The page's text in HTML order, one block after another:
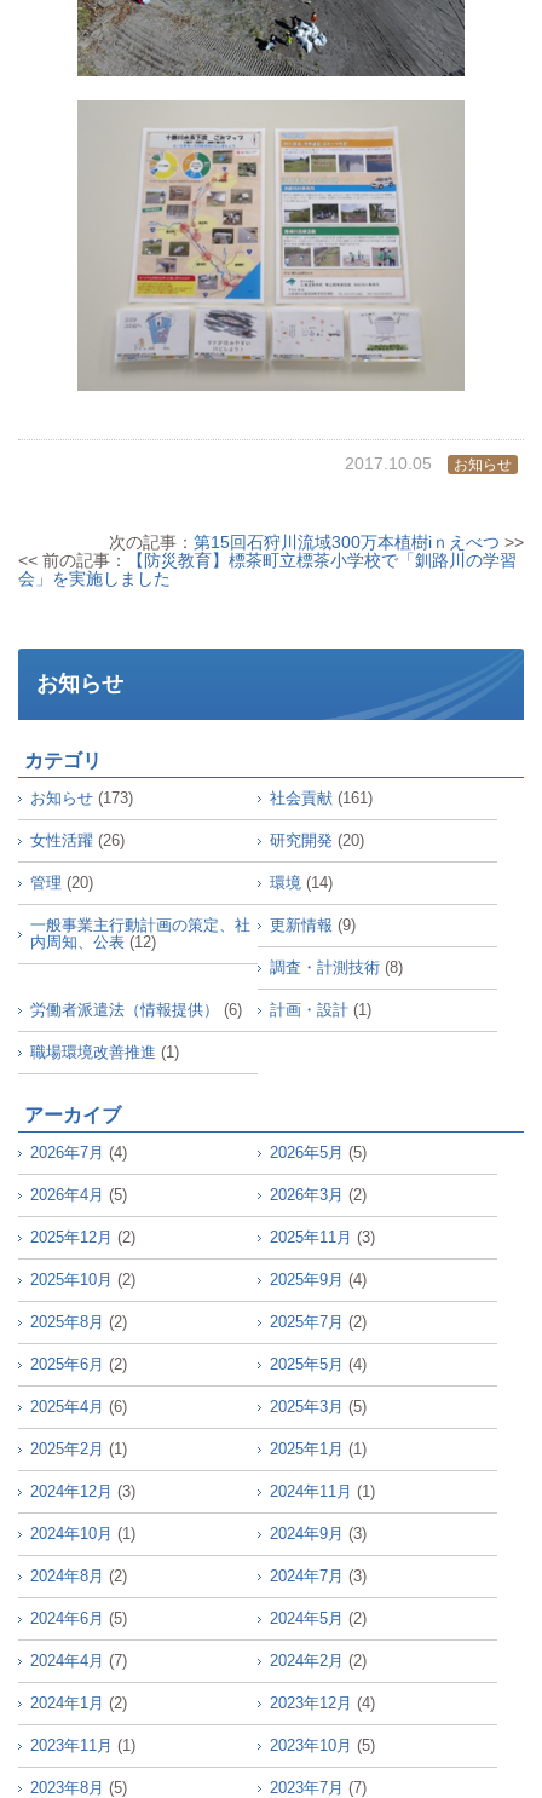
2017.10.05 お知らせ
次の記事： 第15回石狩川流域300万本植樹iｎえべつ >>
<< 前の記事：
【防災教育】標茶町立標茶小学校で「釧路川の学習
会」を実施しました
お知らせ
カテゴリ
お知らせ (173) 社会貢献 (161)
女性活躍 (26) 研究開発 (20)
管理 (20) 環境 (14)
一般事業主行動計画の策定、社
内周知、公表 (12)
更新情報 (9)
調査・計測技術 (8)
労働者派遣法（情報提供） (6) 計画・設計 (1)
職場環境改善推進 (1)
アーカイブ
2026年7月 (4) 2026年5月 (5)
2026年4月 (5) 2026年3月 (2)
2025年12月 (2) 2025年11月 (3)
2025年10月 (2) 2025年9月 (4)
2025年8月 (2) 2025年7月 (2)
2025年6月 (2) 2025年5月 (4)
2025年4月 (6) 2025年3月 (5)
2025年2月 (1) 2025年1月 (1)
2024年12月 (3) 2024年11月 (1)
2024年10月 (1) 2024年9月 (3)
2024年8月 (2) 2024年7月 (3)
2024年6月 (5) 2024年5月 (2)
2024年4月 (7) 2024年2月 (2)
2024年1月 (2) 2023年12月 (4)
2023年11月 (1) 2023年10月 (5)
2023年8月 (5) 2023年7月 (7)